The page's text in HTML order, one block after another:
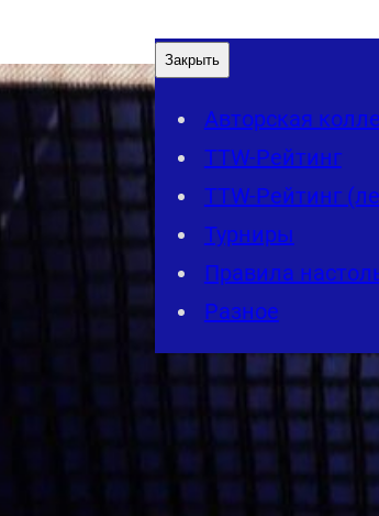
Закрыть
Авторская
TTW-Рейтинг
TTW-Рейтинг
Турниры
Правила
Разное